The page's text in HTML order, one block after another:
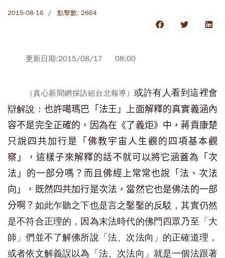
2015-08-16 點擊數: 2864
更新日期:2015/08/17 08:00
（真心新聞網採訪組台北報導）或許有人看到這裡會
辯解說： 也許噶瑪巴「法王」上面解釋的真實義涵內
容不是完全正確的，因為在《了義炬》中，蔣貢康楚
只說四共加行是「佛教宇宙人生觀的四項基本觀
察」，這樣子來解釋的話不就可以將它涵蓋為「次
法」的一部分嗎？而且佛經上常常也說「法、次法
向」，既然四共加行是次法，當然它也是佛法的一部
分啊？ 如此乍聽之下也是言之鑿鑿的反駁，其實仍然
是不符合正理的，因為末法時代的佛門四眾乃至「大
師」們並不了解佛所說「法、次法向」的正確道理，
或者依文解義誤以為「法、次法向」就是一個法跟著